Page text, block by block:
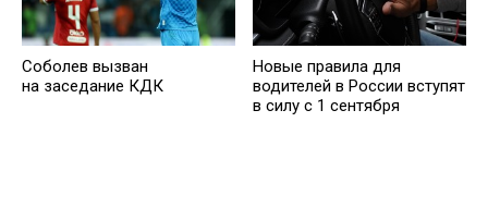
Соболев вызван
на заседание КДК
Новые правила для
водителей в России вступят
в силу с 1 сентября